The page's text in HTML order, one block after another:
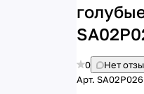
0
Нет
Арт.